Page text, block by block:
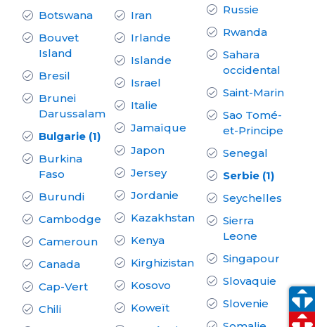
Botswana
Bouvet
Island
Bresil
Brunei
Darussalam
Bulgarie (1)
Burkina
Faso
Burundi
Cambodge
Cameroun
Canada
Cap-Vert
Chili
Iran
Irlande
Islande
Israel
Italie
Jamaïque
Japon
Jersey
Jordanie
Kazakhstan
Kenya
Kirghizistan
Kosovo
Koweït
Russie
Rwanda
Sahara
occidental
Saint-Marin
Sao Tomé-
et-Principe
Senegal
Serbie (1)
Seychelles
Sierra
Leone
Singapour
Slovaquie
Slovenie